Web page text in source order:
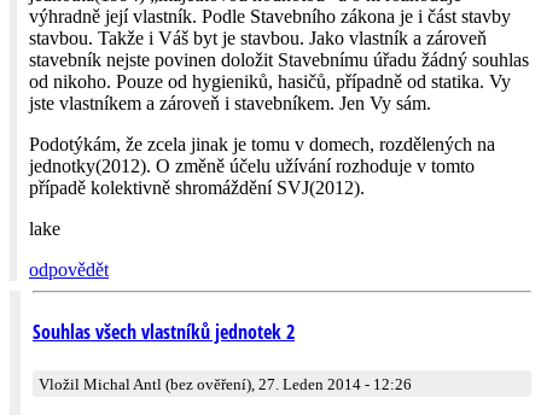
výhradně její vlastník. Podle Stavebního zákona je i část stavby
stavbou. Takže i Váš byt je stavbou. Jako vlastník a zároveň
stavebník nejste povinen doložit Stavebnímu úřadu žádný souhlas
od nikoho. Pouze od hygieniků, hasičů, případně od statika. Vy
jste vlastníkem a zároveň i stavebníkem. Jen Vy sám.
Podotýkám, že zcela jinak je tomu v domech, rozdělených na
jednotky(2012). O změně účelu užívání rozhoduje v tomto
případě kolektivně shromáždění SVJ(2012).
lake
odpovědět
Souhlas všech vlastníků jednotek 2
Vložil Michal Antl (bez ověření), 27. Leden 2014 - 12:26